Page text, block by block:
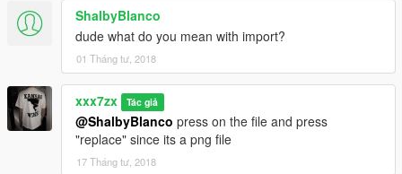
ShalbyBlanco
dude what do you mean with import?
01 Tháng tư, 2018
xxx7zx Tác giả
@ShalbyBlanco press on the file and press
"replace" since its a png file
17 Tháng tư, 2018